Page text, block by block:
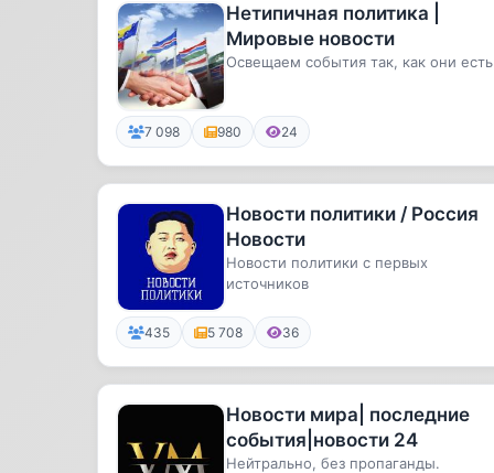
Нетипичная политика |
Мировые новости
Освещаем события так, как они есть
7 098 980 24
Новости политики / Россия
Новости
Новости политики с первых
источников
435 5 708 36
Новости мира| последние
события|новости 24
Нейтрально, без пропаганды.